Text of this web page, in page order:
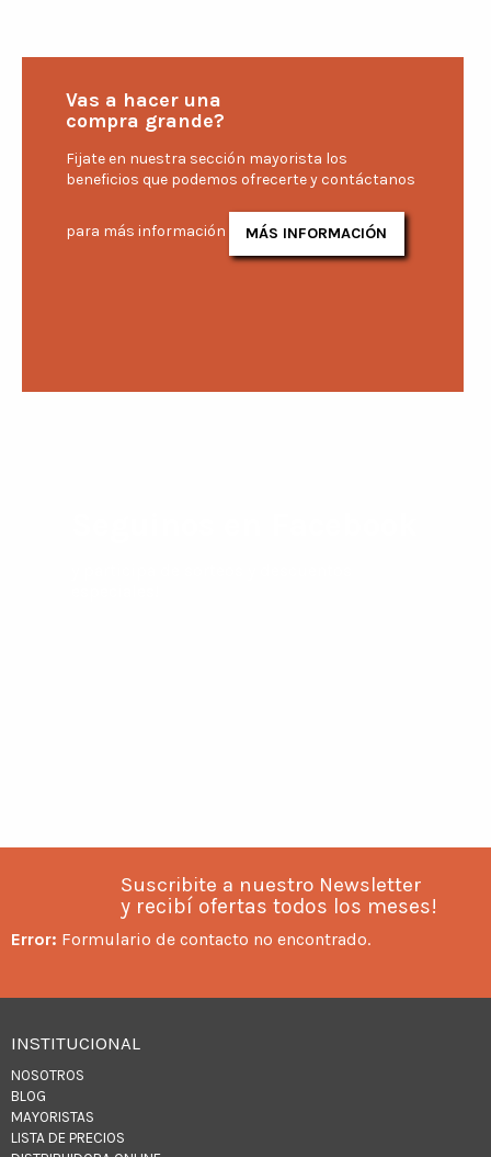
Vas a hacer una
compra grande?
Fijate en nuestra sección mayorista los
beneficios que podemos ofrecerte y contáctanos
para más información MÁS INFORMACIÓN
Suscribite a nuestro Newsletter
y recibí ofertas todos los meses!
Error: Formulario de contacto no encontrado.
INSTITUCIONAL
NOSOTROS
BLOG
MAYORISTAS
LISTA DE PRECIOS